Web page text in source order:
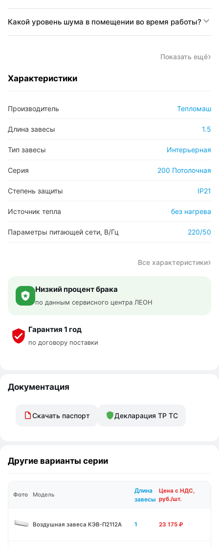
Какой уровень шума в помещении во время работы?
Показать ещё
Характеристики
Производитель Тепломаш
Длина завесы 1.5
Тип завесы Интерьерная
Серия 200 Потолочная
Степень защиты IP21
Источник тепла без нагрева
Параметры питающей сети, В/Гц 220/50
Все характеристики
Низкий процент брака
по данным сервисного центра ЛЕОН
Гарантия 1 год
по договору поставки
Документация
Скачать паспорт Декларация ТР ТС
Другие варианты серии
Фото Модель
Длина
завесы
Цена с НДС,
руб./шт.
Воздушная завеса КЭВ-П2112А 1 23 175 ₽